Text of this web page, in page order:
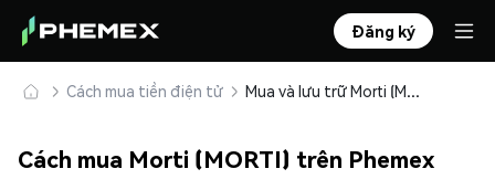
Đăng ký
Cách mua tiền điện tử Mua và lưu trữ Morti (MORTI) an toàn
Cách mua Morti (MORTI) trên Phemex